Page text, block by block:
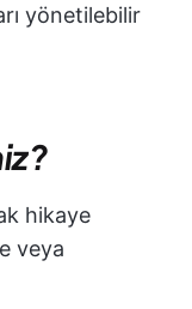
yönetilebilir
hikaye
veya